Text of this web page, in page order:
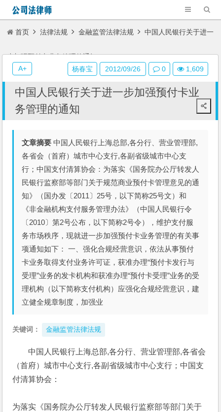
首页 法律法规 金融监管法律法规 中国人民银行关于进一
步加强预付卡业务管理的通知
中国人民银行关于进一步加强预付卡业
务管理的通知
文章摘要 中国人民银行上海总部,各分行、营业管理部,
各省会（首府）城市中心支行,各副省级城市中心支
行；中国支付清算协会：为落实《国务院办公厅转发人
民银行监察部等部门关于规范商业预付卡管理意见的通
知》（国办发〔2011〕25号，以下简称25号文）和
《非金融机构支付服务管理办法》（中国人民银行令
〔2010〕第2号公布，以下简称2号令），维护支付服
务市场秩序，现就进一步加强预付卡业务管理的有关事
项通知如下： 一、强化合规经营意识，依法从事预付
卡业务取得支付业务许可证，获准办理“预付卡发行与
受理”业务的发卡机构和获准办理“预付卡受理”业务的受
理机构（以下简称支付机构）应强化合规经营意识，建
立健全规章制度，加强业
关键词： 金融监管法律法规
中国人民银行上海总部,各分行、营业管理部,各省会
（首府）城市中心支行,各副省级城市中心支行；中国支
付清算协会：
为落实《国务院办公厅转发人民银行监察部等部门关于
杨春宝 2012/09/26 0 1,609
A+